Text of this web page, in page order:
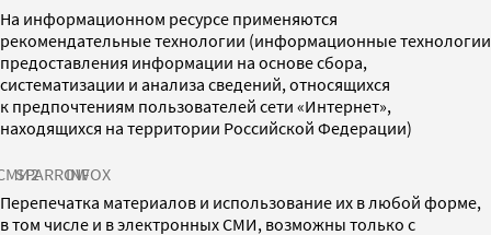
На информационном ресурсе применяются
рекомендательные технологии (информационные технологии
предоставления информации на основе сбора,
систематизации и анализа сведений, относящихся
к предпочтениям пользователей сети «Интернет»,
находящихся на территории Российской Федерации)
SPARROWINFOX
Перепечатка материалов и использование их в любой форме,
в том числе и в электронных СМИ, возможны только с